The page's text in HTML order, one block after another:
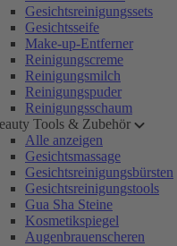
Gesichtsreinigungssets
Gesichtsseife
Make-up-Entferner
Reinigungscreme
Reinigungsmilch
Reinigungspuder
Reinigungsschaum
Tools & Zubehör
Alle anzeigen
Gesichtsmassage
Gesichtsreinigungsbürsten
Gesichtsreinigungstools
Gua Sha Steine
Kosmetikspiegel
Augenbrauenscheren